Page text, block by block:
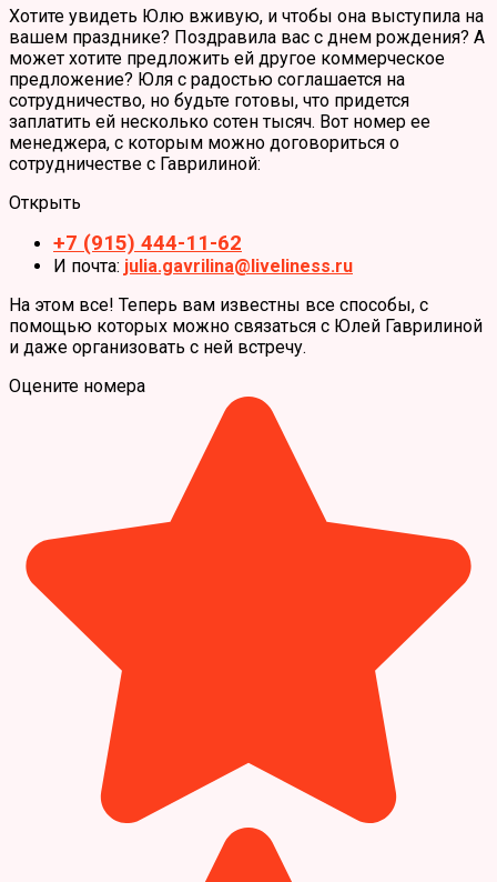
Хотите увидеть Юлю вживую, и чтобы она выступила на
вашем празднике? Поздравила вас с днем рождения? А
может хотите предложить ей другое коммерческое
предложение? Юля с радостью соглашается на
сотрудничество, но будьте готовы, что придется
заплатить ей несколько сотен тысяч. Вот номер ее
менеджера, с которым можно договориться о
сотрудничестве с Гаврилиной:
Открыть
+7 (915) 444-11-62
И почта: julia.gavrilina@liveliness.ru
На этом все! Теперь вам известны все способы, с
помощью которых можно связаться с Юлей Гаврилиной
и даже организовать с ней встречу.
Оцените номера